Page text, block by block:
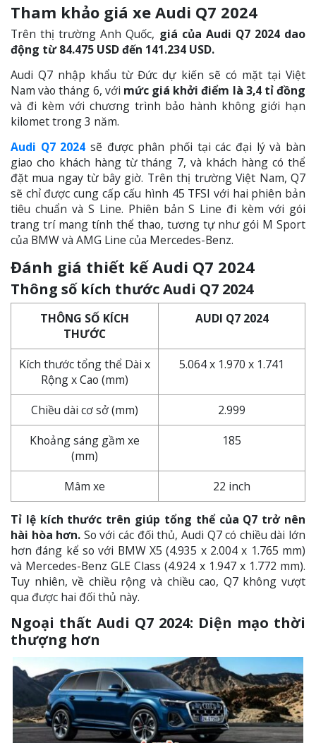
Tham khảo giá xe Audi Q7 2024
Trên thị trường Anh Quốc, giá của Audi Q7 2024 dao
động từ 84.475 USD đến 141.234 USD.
Audi Q7 nhập khẩu từ Đức dự kiến sẽ có mặt tại Việt
Nam vào tháng 6, với mức giá khởi điểm là 3,4 tỉ đồng
và đi kèm với chương trình bảo hành không giới hạn
kilomet trong 3 năm.
Audi Q7 2024 sẽ được phân phối tại các đại lý và bàn
giao cho khách hàng từ tháng 7, và khách hàng có thể
đặt mua ngay từ bây giờ. Trên thị trường Việt Nam, Q7
sẽ chỉ được cung cấp cấu hình 45 TFSI với hai phiên bản
tiêu chuẩn và S Line. Phiên bản S Line đi kèm với gói
trang trí mang tính thể thao, tương tự như gói M Sport
của BMW và AMG Line của Mercedes-Benz.
Đánh giá thiết kế Audi Q7 2024
Thông số kích thước Audi Q7 2024
THÔNG SỐ KÍCH
THƯỚC
AUDI Q7 2024
Kích thước tổng thể Dài x
Rộng x Cao (mm)
5.064 x 1.970 x 1.741
Chiều dài cơ sở (mm)
2.999
Khoảng sáng gầm xe
(mm)
185
Mâm xe 22 inch
Tỉ lệ kích thước trên giúp tổng thể của Q7 trở nên
hài hòa hơn. So với các đối thủ, Audi Q7 có chiều dài lớn
hơn đáng kể so với BMW X5 (4.935 x 2.004 x 1.765 mm)
và Mercedes-Benz GLE Class (4.924 x 1.947 x 1.772 mm).
Tuy nhiên, về chiều rộng và chiều cao, Q7 không vượt
qua được hai đối thủ này.
Ngoại thất Audi Q7 2024: Diện mạo thời
thượng hơn